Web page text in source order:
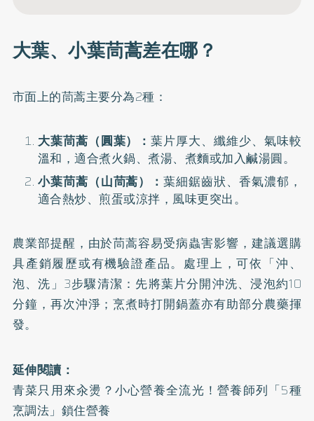
大葉、小葉茼蒿差在哪？
市面上的茼蒿主要分為2種：
大葉茼蒿（圓葉）：葉片厚大、纖維少、氣味較
溫和，適合煮火鍋、煮湯、煮麵或加入鹹湯圓。
小葉茼蒿（山茼蒿）：葉細鋸齒狀、香氣濃郁，
適合熱炒、煎蛋或涼拌，風味更突出。
農業部提醒，由於茼蒿容易受病蟲害影響，建議選購
具產銷履歷或有機驗證產品。處理上，可依「沖、
泡、洗」3步驟清潔：先將葉片分開沖洗、浸泡約10
分鐘，再次沖淨；烹煮時打開鍋蓋亦有助部分農藥揮
發。
延伸閱讀：
青菜只用來汆燙？小心營養全流光！營養師列「5種
烹調法」鎖住營養